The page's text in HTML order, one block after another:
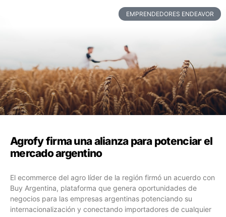
EMPRENDEDORES ENDEAVOR
Agrofy firma una alianza para potenciar el
mercado argentino
El ecommerce del agro líder de la región firmó un acuerdo con
Buy Argentina, plataforma que genera oportunidades de
negocios para las empresas argentinas potenciando su
internacionalización y conectando importadores de cualquier